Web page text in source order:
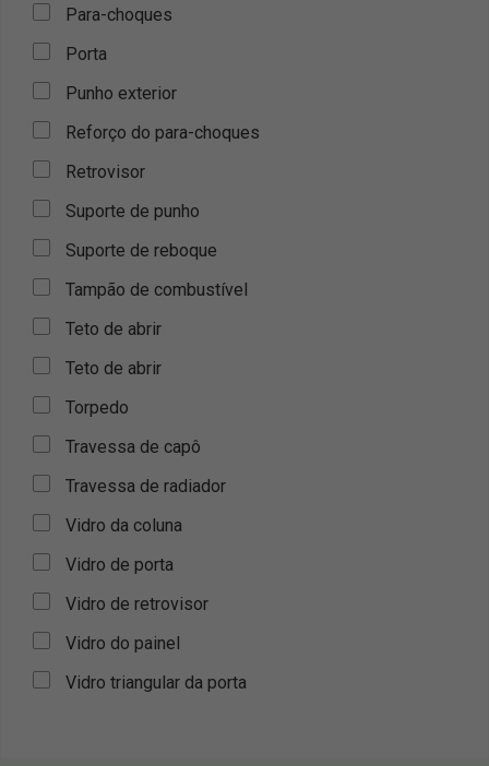
Para-choques
Porta
Punho exterior
Reforço do para-choques
Retrovisor
Suporte de punho
Suporte de reboque
Tampão de combustível
Teto de abrir
Teto de abrir
Torpedo
Travessa de capô
Travessa de radiador
Vidro da coluna
Vidro de porta
Vidro de retrovisor
Vidro do painel
Vidro triangular da porta